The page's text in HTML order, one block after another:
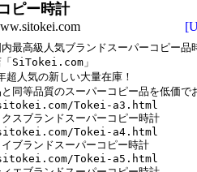
ピー時計
最高級人気ブランドスーパーコピー品
「SiTokei.com」
超人気の新しい大量在庫！
同等品質のスーパーコピー品を低価で
Tokei-a3.html
スブランドスーパーコピー時計
Tokei-a4.html
ブランドスーパーコピー時計
Tokei-a5.html